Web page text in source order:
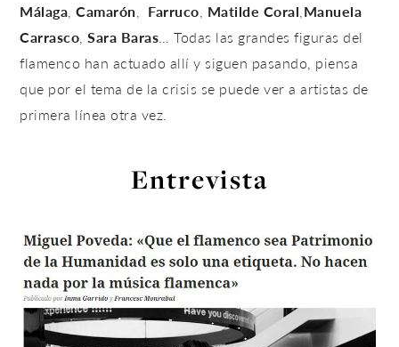
Málaga,Camarón, Farruco, Matilde Coral,Manuela
Carrasco,Sara Baras… Todas las grandes figuras del
flamenco han actuado allí y siguen pasando, piensa
que por el tema de la crisis se puede ver a artistas de
primera línea otra vez.
Entrevista